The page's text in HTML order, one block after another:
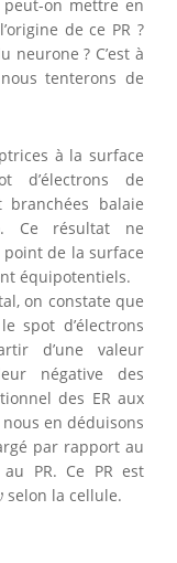
on mettre en
de ce PR ?
neurone ? C’est à
tenterons de
à la surface
d’électrons de
branchées balaie
Ce résultat ne
point de la surface
équipotentiels.
on constate que
spot d’électrons
d’une valeur
négative des
des ER aux
en déduisons
par rapport au
PR. Ce PR est
selon la cellule.